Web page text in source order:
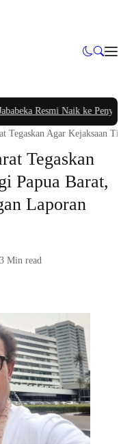
Resmi Naik ke Penyidikan|
Tegaskan Agar Kejaksaan
Tegaskan
Papua Barat,
Laporan
3 Min read